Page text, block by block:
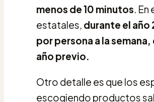
menos de 10 minutos.
estatales, durante el año
por persona a la
año previo.
Otro detalle es que los
escogiendo productos